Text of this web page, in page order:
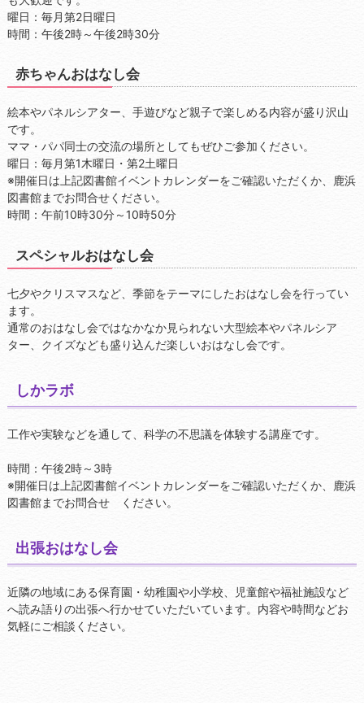
曜日：毎月第2日曜日
時間：午後2時～午後2時30分
赤ちゃんおはなし会
絵本やパネルシアター、手遊びなど親子で楽しめる内容が盛り沢山
です。
ママ・パパ同士の交流の場所としてもぜひご参加ください。
曜日：毎月第1木曜日・第2土曜日
※開催日は上記図書館イベントカレンダーをご確認いただくか、鹿浜
図書館までお問合せください。
時間：午前10時30分～10時50分
スペシャルおはなし会
七夕やクリスマスなど、季節をテーマにしたおはなし会を行ってい
ます。
通常のおはなし会ではなかなか見られない大型絵本やパネルシア
ター、クイズなども盛り込んだ楽しいおはなし会です。
しかラボ
工作や実験などを通して、科学の不思議を体験する講座です。
時間：午後2時～3時
※開催日は上記図書館イベントカレンダーをご確認いただくか、鹿浜
図書館までお問合せ ください。
出張おはなし会
近隣の地域にある保育園・幼稚園や小学校、児童館や福祉施設など
へ読み語りの出張へ行かせていただいています。内容や時間などお
気軽にご相談ください。